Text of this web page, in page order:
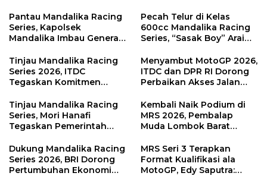
Sampah Jadi Rupiah
Pantau Mandalika Racing
Series, Kapolsek
Mandalika Imbau Generasi
Sirkuit, Bukan Jalan Raya
Pecah Telur di Kelas
600cc Mandalika Racing
Series, “Sasak Boy” Arai
Kemenangan
Tinjau Mandalika Racing
Series 2026, ITDC
Tegaskan Komitmen
Dampak Ekonomi
Kawasan
Menyambut MotoGP 2026,
ITDC dan DPR RI Dorong
Perbaikan Akses Jalan
di KEK Mandalika
Tinjau Mandalika Racing
Series, Mori Hanafi
Tegaskan Pemerintah
NTB
Kembali Naik Podium di
MRS 2026, Pembalap
Muda Lombok Barat
Menuju Tingkat Asia
Dukung Mandalika Racing
Series 2026, BRI Dorong
Pertumbuhan Ekonomi
MRS Seri 3 Terapkan
Format Kualifikasi ala
MotoGP, Edy Saputra: